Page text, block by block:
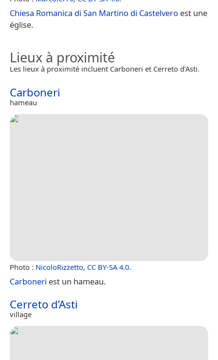
Chiesa Romanica di San Martino di Castelvero est une
église.
Lieux à proximité
Les lieux à proximité incluent Carboneri et Cerreto d’Asti.
Carboneri
hameau
Photo : NicoloRizzetto, CC BY-SA 4.0.
Carboneri est un hameau.
Cerreto d’Asti
village